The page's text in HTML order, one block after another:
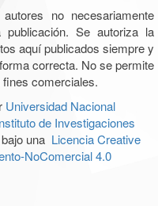
no necesariamente
Se autoriza la
aquí publicados siempre y
correcta. No se permite
comerciales.
Universidad Nacional
de Investigaciones
una Licencia Creative
NoComercial 4.0